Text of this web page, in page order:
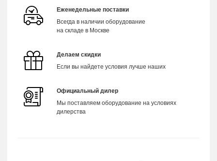
Еженедельные поставки
Всегда в наличии оборудование
на складе в Москве
Делаем скидки
Если вы найдете условия лучше наших
Официальный дилер
Мы поставляем оборудование на условиях
дилерства